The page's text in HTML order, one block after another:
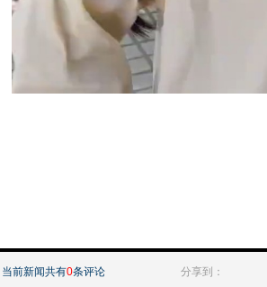
当前新闻共有0条评论 分享到：